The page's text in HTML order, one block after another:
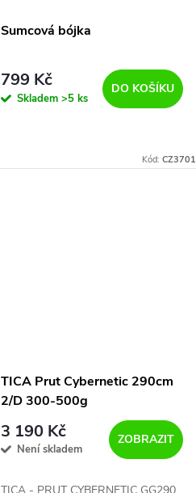
Sumcová bójka
799 Kč
Skladem>5 ks
DO KOŠÍKU
Kód: CZ3701
TICA Prut Cybernetic 290cm
2/D 300-500g
3 190 Kč
Není skladem
ZOBRAZIT